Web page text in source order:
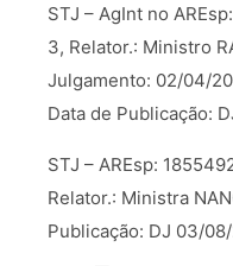
STJ – AgInt no
3, Relator.: Ministro
Julgamento: 02/04/
Data de Publicação:
STJ – AREsp:
Relator.: Ministra
Publicação: DJ 03/08/